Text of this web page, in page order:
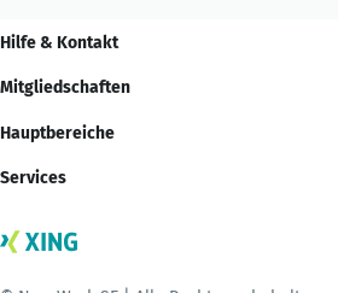
Hilfe & Kontakt
Mitgliedschaften
Hauptbereiche
Services